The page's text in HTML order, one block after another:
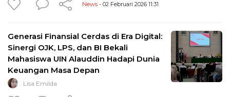
News - 02 Februari 2026 11:31
Generasi Finansial Cerdas di Era Digital:
Sinergi OJK, LPS, dan BI Bekali
Mahasiswa UIN Alauddin Hadapi Dunia
Keuangan Masa Depan
Lisa Emilda